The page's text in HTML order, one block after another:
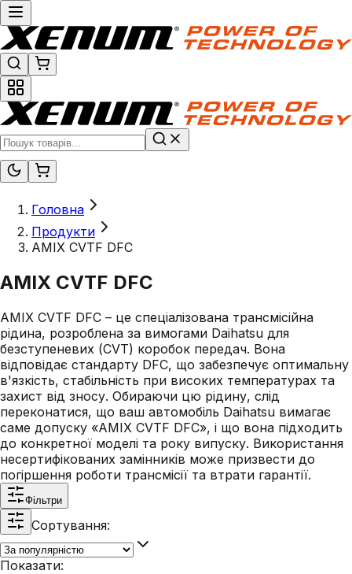
Головна
Продукти
AMIX CVTF DFC
AMIX CVTF DFC
AMIX CVTF DFC – це спеціалізована трансмісійна
рідина, розроблена за вимогами Daihatsu для
безступеневих (CVT) коробок передач. Вона
відповідає стандарту DFC, що забезпечує оптимальну
в'язкість, стабільність при високих температурах та
захист від зносу. Обираючи цю рідину, слід
переконатися, що ваш автомобіль Daihatsu вимагає
саме допуску «AMIX CVTF DFC», і що вона підходить
до конкретної моделі та року випуску. Використання
несертифікованих замінників може призвести до
погіршення роботи трансмісії та втрати гарантії.
Фільтри
Сортування:
Показати: